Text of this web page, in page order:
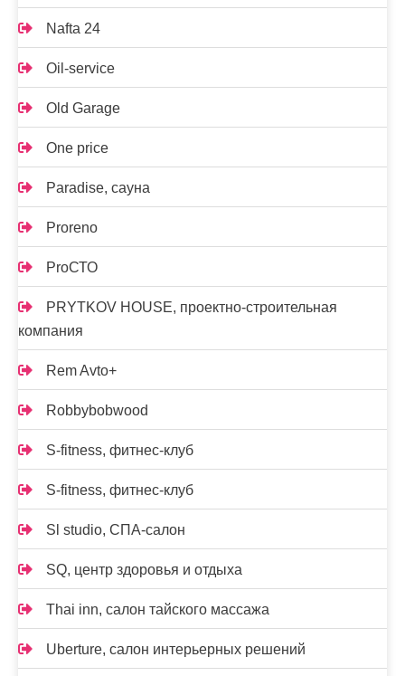
Nafta 24
Oil-service
Old Garage
One price
Paradise, сауна
Proreno
ProСТО
PRYTKOV HOUSE, проектно-строительная
компания
Rem Avto+
Robbybobwood
S-fitness, фитнес-клуб
S-fitness, фитнес-клуб
Sl studio, СПА-салон
SQ, центр здоровья и отдыха
Thai inn, салон тайского массажа
Uberture, салон интерьерных решений